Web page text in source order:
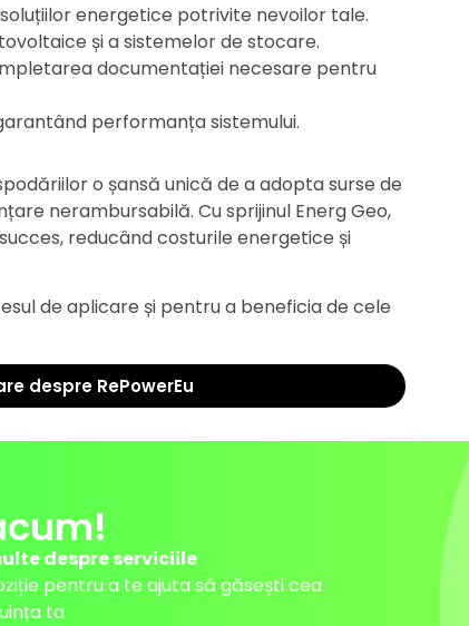
energetice potrivite nevoilor tale.
și a sistemelor de stocare.
documentației necesare pentru
performanța sistemului.
o șansă unică de a adopta surse de
nerambursabilă. Cu sprijinul Energ Geo,
reducând costurile energetice și
de aplicare și pentru a beneficia de cele
despre RePowerEu
despre serviciile
pentru a te ajuta să găsești cea
ta